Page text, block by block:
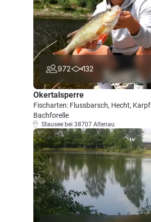
972 132
Okertalsperre
Fischarten: Flussbarsch, Hecht,
Bachforelle
Stausee bei 38707 Altenau